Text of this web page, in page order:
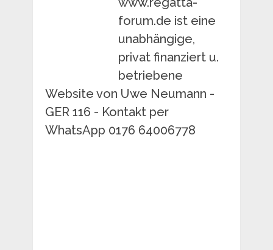
forum.de ist eine
unabhängige,
privat finanziert u.
betriebene
Website von Uwe Neumann -
GER 116 - Kontakt per
WhatsApp 0176 64006778